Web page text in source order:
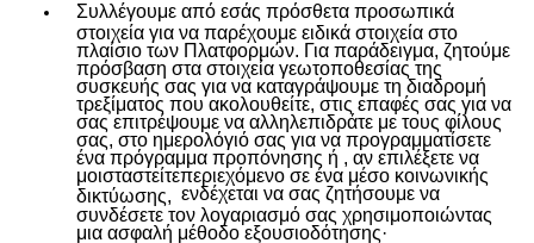
Συλλέγουμε από εσάς πρόσθετα προσωπικά
στοιχεία για να παρέχουμε ειδικά στοιχεία στο
πλαίσιο των Πλατφορμών. Για παράδειγμα, ζητούμε
πρόσβαση στα στοιχεία γεωτοποθεσίας της
συσκευής σας για να καταγράψουμε τη διαδρομή
τρεξίματος που ακολουθείτε, στις επαφές σας για να
σας επιτρέψουμε να αλληλεπιδράτε με τους φίλους
σας, στο ημερολόγιό σας για να προγραμματίσετε
ένα πρόγραμμα προπόνησης ή , αν επιλέξετε να
μοισταστείτεπεριεχόμενο σε ένα μέσο κοινωνικής
δικτύωσης,
ενδέχεται να σας ζητήσουμε να
συνδέσετε τον λογαριασμό σας χρησιμοποιώντας
μια ασφαλή μέθοδο εξουσιοδότησης·